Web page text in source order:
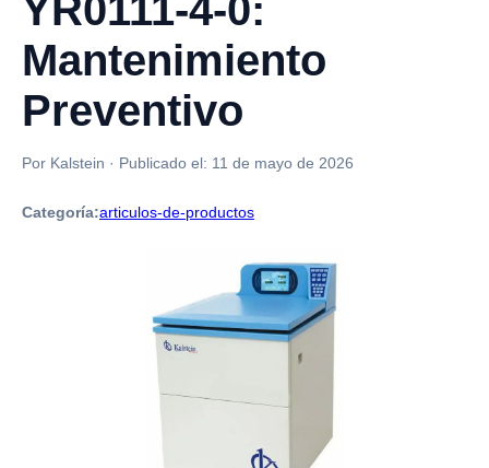
YR0111-4-0:
Mantenimiento
Preventivo
Por Kalstein · Publicado el: 11 de mayo de 2026
Categoría:articulos-de-productos